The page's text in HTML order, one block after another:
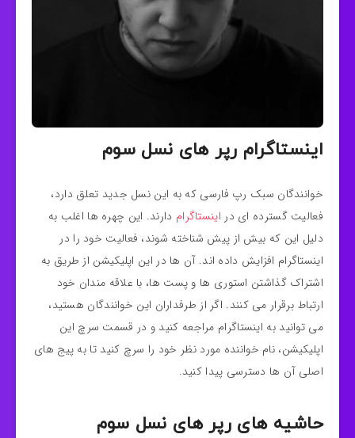
اینستاگرام رپر های نسل سوم
خوانندگان سبک رپ فارسی که به این نسل جدید تعلق دارد،
فعالیت گسترده ای در اینستاگرام دارند. این چهره ها اغلب به
دلیل این که بیش از پیش شناخته شوند، فعالیت خود را در
اینستاگرام افزایش داده اند. آن ها در این اپلیکیشن از طریق به
اشتراک گذاشتن استوری ها و پست ها، با علاقه مندان خود
ارتباط برقرار می کنند. اگر از طرفداران این خوانندگان هستید،
می توانید به اینستاگرام مراجعه کنید و در قسمت سرچ این
اپلیکیشن، نام خواننده مورد نظر خود را سرچ کنید تا به پیج های
اصلی آن ها دسترسی پیدا کنید.
حاشیه های رپر های نسل سوم